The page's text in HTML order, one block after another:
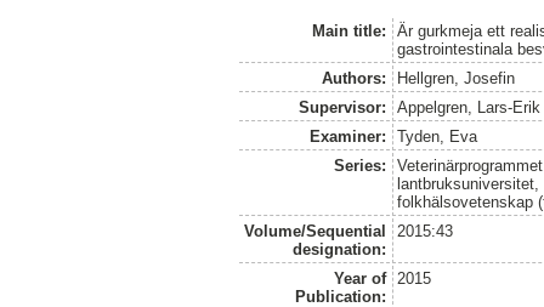
Main title:
Är gurkmeja ett
gastrointestinala
Authors:
Hellgren, Josefin
Supervisor:
Appelgren, Lars-Erik
Examiner:
Tyden, Eva
Series:
folkhälsovetenskap
Volume/Sequential
designation:
2015:43
Year of
Publication:
2015